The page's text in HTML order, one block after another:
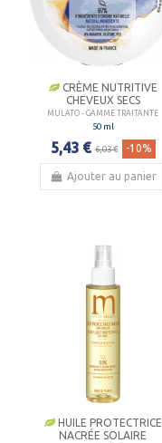
CRÈME NUTRITIVE
CHEVEUX SECS
MULATO - GAMME TRAITANTE
50 ml
5,43 € 6,03 € -10%
Ajouter au panier
HUILE PROTECTRICE
NACRÉE SOLAIRE